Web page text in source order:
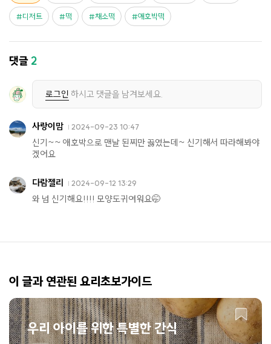
디저트 떡 채소떡 애호박떡
댓글2
로그인 하시고 댓글을 남겨보세요.
사랑이맘 2024-09-23 10:47
신기~~ 애호박으로 맨날 된찌만 끓였는데~ 신기해서 따라해봐야
겠어요
다람젤리 2024-09-12 13:29
와 넘 신기해요!!!! 모양도귀여워요🤭
이 글과 연관된 요리초보가이드
우리 아이를 위한 특별한 간식